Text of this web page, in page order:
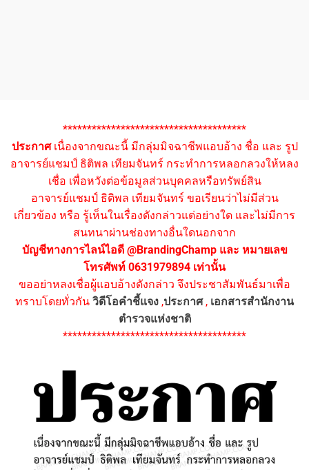
**************************************
ประกาศเนื่องจากขณะนี้ มีกลุ่มมิจฉาชีพแอบอ้าง ชื่อ และ รูป
อาจารย์แชมป์ ธิติพล เทียมจันทร์ กระทำการหลอกลวงให้หลง
เชื่อ เพื่อหวังต่อข้อมูลส่วนบุคคลหรือทรัพย์สิน
อาจารย์แชมป์ ธิติพล เทียมจันทร์ ขอเรียนว่าไม่มีส่วน
เกี่ยวข้อง หรือ รู้เห็นในเรื่องดังกล่าวแต่อย่างใด และไม่มีการ
สนทนาผ่านช่องทางอื่นใดนอกจาก
บัญชีทางการไลน์ไอดี @BrandingChamp และ หมายเลข
โทรศัพท์ 0631979894 เท่านั้น
ขออย่าหลงเชื่อผู้แอบอ้างดังกล่าว จึงประชาสัมพันธ์มาเพื่อ
ทราบโดยทั่วกัน วิดีโอคำชี้แจง ,ประกาศ, เอกสารสำนักงาน
ตำรวจแห่งชาติ
**************************************